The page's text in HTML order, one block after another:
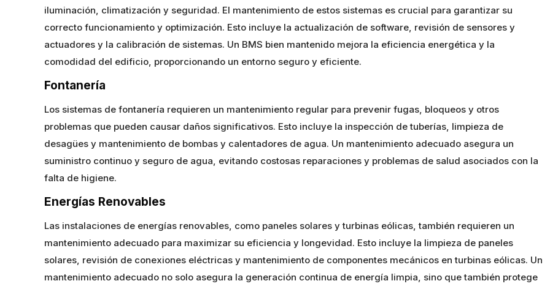
iluminación, climatización y seguridad. El mantenimiento de estos sistemas es crucial para garantizar su
correcto funcionamiento y optimización. Esto incluye la actualización de software, revisión de sensores y
actuadores y la calibración de sistemas. Un BMS bien mantenido mejora la eficiencia energética y la
comodidad del edificio, proporcionando un entorno seguro y eficiente.
Fontanería
Los sistemas de fontanería requieren un mantenimiento regular para prevenir fugas, bloqueos y otros
problemas que pueden causar daños significativos. Esto incluye la inspección de tuberías, limpieza de
desagües y mantenimiento de bombas y calentadores de agua. Un mantenimiento adecuado asegura un
suministro continuo y seguro de agua, evitando costosas reparaciones y problemas de salud asociados con la
falta de higiene.
Energías Renovables
Las instalaciones de energías renovables, como paneles solares y turbinas eólicas, también requieren un
mantenimiento adecuado para maximizar su eficiencia y longevidad. Esto incluye la limpieza de paneles
solares, revisión de conexiones eléctricas y mantenimiento de componentes mecánicos en turbinas eólicas. Un
mantenimiento adecuado no solo asegura la generación continua de energía limpia, sino que también protege